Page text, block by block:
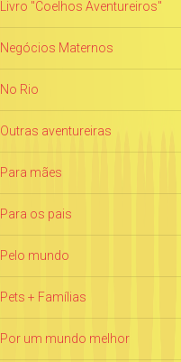
Livro "Coelhos Aventureiros"
Negócios Maternos
No Rio
Outras aventureiras
Para mães
Para os pais
Pelo mundo
Pets + Famílias
Por um mundo melhor